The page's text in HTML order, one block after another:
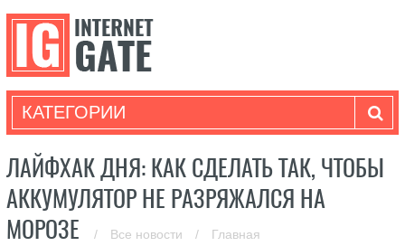
КАТЕГОРИИ
ЛАЙФХАК ДНЯ: КАК СДЕЛАТЬ ТАК, ЧТОБЫ
АККУМУЛЯТОР НЕ РАЗРЯЖАЛСЯ НА
МОРОЗЕ
/ Все новости / Главная